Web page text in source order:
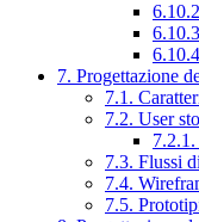
7. Progettazione
7.1.
7.2. User
7.3. Flussi
7.4.
7.5.